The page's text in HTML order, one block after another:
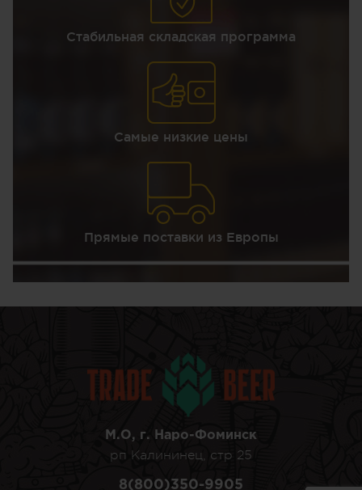
Стабильная складская программа
Самые низкие цены
Прямые поставки из Европы
М.О, г. Наро-Фоминск
рп Калининец, стр 25
8(800)350-9905